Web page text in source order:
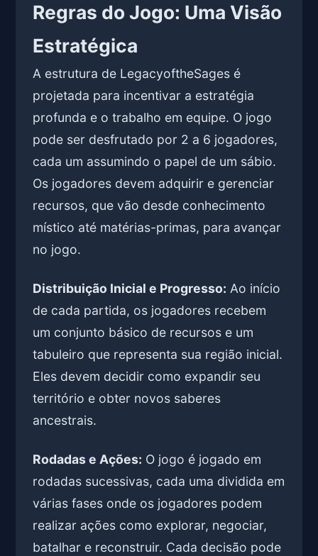
Regras do Jogo: Uma Visão
Estratégica
A estrutura de LegacyoftheSages é
projetada para incentivar a estratégia
profunda e o trabalho em equipe. O jogo
pode ser desfrutado por 2 a 6 jogadores,
cada um assumindo o papel de um sábio.
Os jogadores devem adquirir e gerenciar
recursos, que vão desde conhecimento
místico até matérias-primas, para avançar
no jogo.
Distribuição Inicial e Progresso: Ao início
de cada partida, os jogadores recebem
um conjunto básico de recursos e um
tabuleiro que representa sua região inicial.
Eles devem decidir como expandir seu
território e obter novos saberes
ancestrais.
Rodadas e Ações: O jogo é jogado em
rodadas sucessivas, cada uma dividida em
várias fases onde os jogadores podem
realizar ações como explorar, negociar,
batalhar e reconstruir. Cada decisão pode